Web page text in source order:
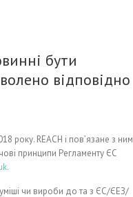
бути
відповідно
року. REACH і пов’язане з ним
принципи Регламенту ЄС
чи вироби до та з ЄС/ЄЕЗ/